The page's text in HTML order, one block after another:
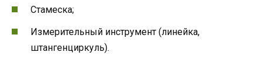
Стамеска;
Измерительный инструмент (линейка,
штангенциркуль).